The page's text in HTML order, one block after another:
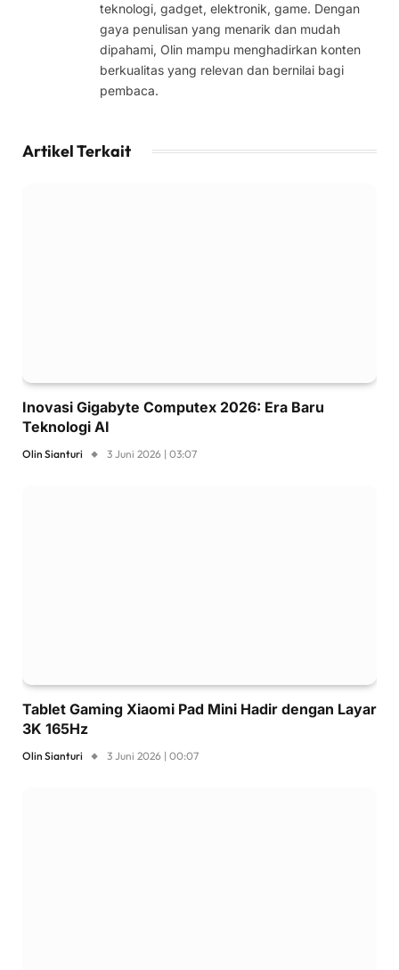
teknologi, gadget, elektronik, game. Dengan
gaya penulisan yang menarik dan mudah
dipahami, Olin mampu menghadirkan konten
berkualitas yang relevan dan bernilai bagi
pembaca.
Artikel Terkait
Inovasi Gigabyte Computex 2026: Era Baru
Teknologi AI
Olin Sianturi 3 Juni 2026 | 03:07
Tablet Gaming Xiaomi Pad Mini Hadir dengan Layar
3K 165Hz
Olin Sianturi 3 Juni 2026 | 00:07